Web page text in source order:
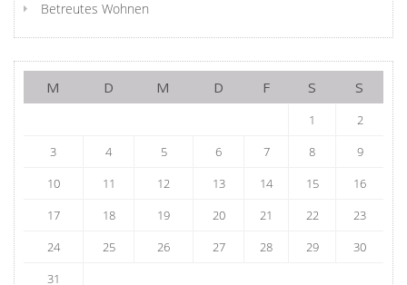
Betreutes Wohnen
M D M D F S S
1
2
3
4 5 6 7 8
9
10
11 12 13 14 15
16
17
18 19 20 21 22
23
24
25 26 27 28 29
30
31